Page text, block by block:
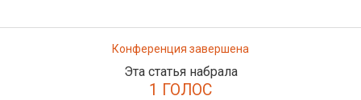
Конференция завершена
Эта статья набрала
1 ГОЛОС